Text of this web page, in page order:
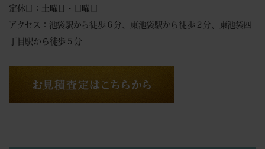
定休日：土曜日・日曜日
アクセス：池袋駅から徒歩６分、東池袋駅から徒歩２分、東池袋四
丁目駅から徒歩５分